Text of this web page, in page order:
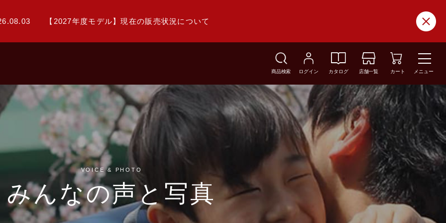
【2027年度モデル】現在の販売状況について
商品検索 ログイン カタログ 店舗一覧 カート メニュー
VOICE & PHOTO
みんなの声と写真